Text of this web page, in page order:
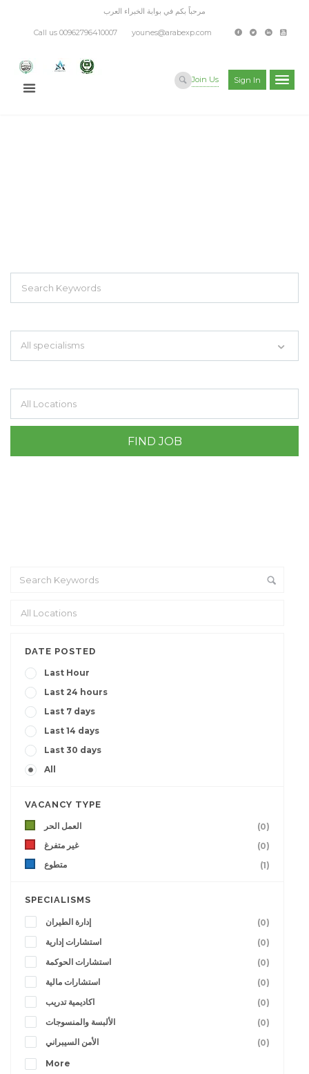
مرحباً بكم في بوابة الخبراء العرب
Call us 00962796410007 younes@arabexp.com
Join Us Sign In
All specialisms
DATE POSTED
Last Hour
Last 24 hours
Last 7 days
Last 14 days
Last 30 days
All
VACANCY TYPE
العمل الحر
(0)
غير متفرغ
(0)
متطوع
(1)
SPECIALISMS
إدارة الطيران
(0)
استشارات إدارية
(0)
استشارات الحوكمة
(0)
استشارات مالية
(0)
اكاديمية تدريب
(0)
الألبسة والمنسوجات
(0)
الأمن السيبراني
(0)
More